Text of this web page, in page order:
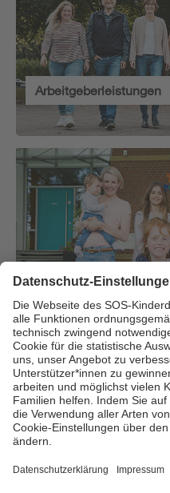
Arbeitgeberleistungen